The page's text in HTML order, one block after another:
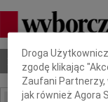
Nekrologi Odeszli
Dbamy o Twoją
Droga
zgodę klikając
Zaufani Partnerzy,
jak również Agora